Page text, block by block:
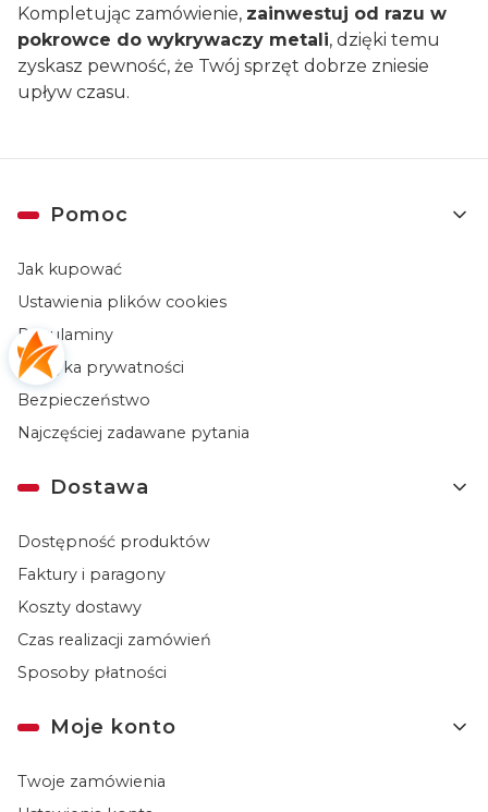
Kompletując zamówienie, zainwestuj od razu w
pokrowce do wykrywaczy metali, dzięki temu
zyskasz pewność, że Twój sprzęt dobrze zniesie
upływ czasu.
Linki w stopce
Pomoc
Jak kupować
Ustawienia plików cookies
Regulaminy
Polityka prywatności
Bezpieczeństwo
Najczęściej zadawane pytania
Dostawa
Dostępność produktów
Faktury i paragony
Koszty dostawy
Czas realizacji zamówień
Sposoby płatności
Moje konto
Twoje zamówienia